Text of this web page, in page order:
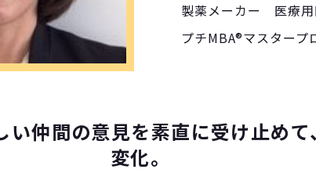
製薬メーカー 医療
プチMBA®マスタープ
い仲間の意見を素直に受け止め
変化。